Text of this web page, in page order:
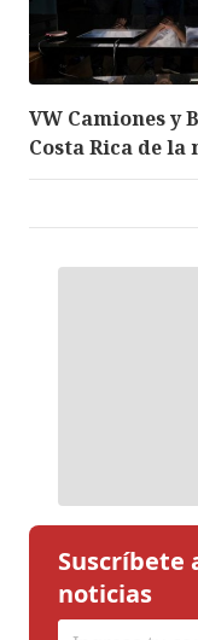
VW Camiones y
Costa Rica de
Suscríbete
noticias